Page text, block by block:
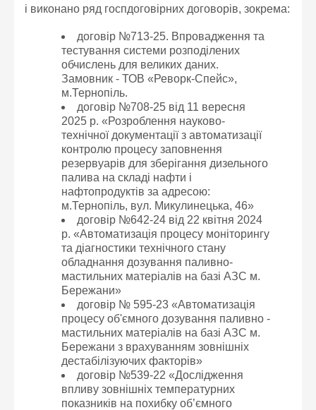
і виконано ряд госпдоговірних договорів, зокрема:
договір №713-25. Впровадження та
тестування системи розподілених
обчислень для великих даних.
Замовник - ТОВ «Реворк-Спейс»,
м.Тернопіль.
договір №708-25 від 11 вересня
2025 р. «Розроблення науково-
технічної документації з автоматизації
контролю процесу заповнення
резервуарів для зберігання дизельного
палива на складі нафти і
нафтопродуктів за адресою:
м.Тернопіль, вул. Микулинецька, 46»
договір №642-24 від 22 квітня 2024
р. «Автоматизація процесу моніторингу
та діагностики технічного стану
обладнання дозування паливно-
мастильних матеріалів на базі АЗС м.
Бережани»
договір № 595-23 «Автоматизація
процесу об'ємного дозування паливно -
мастильних матеріалів на базі АЗС м.
Бережани з врахуванням зовнішніх
дестабілізуючих факторів»
договір №539-22 «Дослідження
впливу зовнішніх температурних
показників на похибку об’ємного